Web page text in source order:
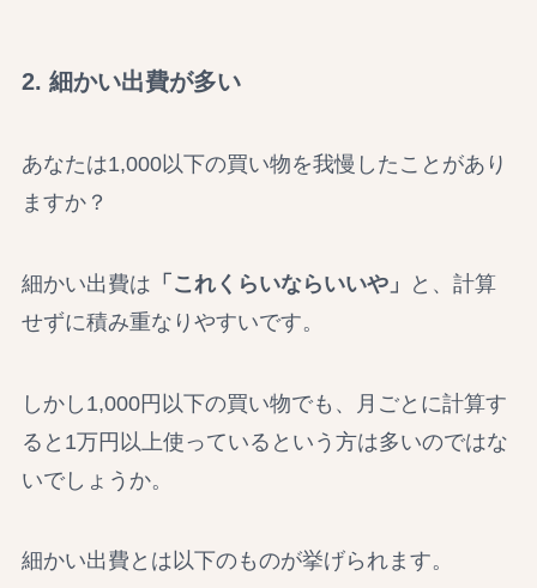
2. 細かい出費が多い
あなたは1,000以下の買い物を我慢したことがあり
ますか？
細かい出費は 「これくらいならいいや」
と、計算
せずに積み重なりやすいです。
しかし1,000円以下の買い物でも、月ごとに計算す
ると1万円以上使っているという方は多いのではな
いでしょうか。
細かい出費とは以下のものが挙げられます。